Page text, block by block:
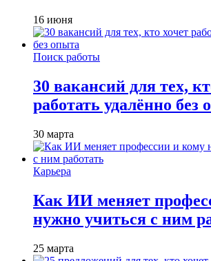
16 июня
Поиск работы
30 вакансий для тех,
работать удалённо без
30 марта
Карьера
Как ИИ меняет
нужно учиться с ним
25 марта